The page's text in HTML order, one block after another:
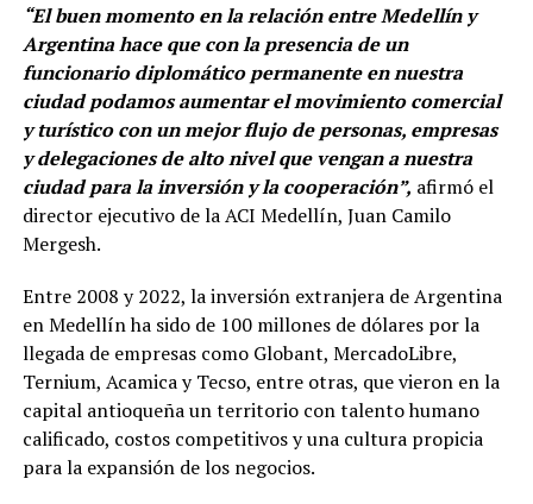
“El buen momento en la relación entre Medellín y
Argentina hace que con la presencia de un
funcionario diplomático permanente en nuestra
ciudad podamos aumentar el movimiento comercial
y turístico con un mejor flujo de personas, empresas
y delegaciones de alto nivel que vengan a nuestra
ciudad para la inversión y la cooperación”, afirmó el
director ejecutivo de la ACI Medellín, Juan Camilo
Mergesh.
Entre 2008 y 2022, la inversión extranjera de Argentina
en Medellín ha sido de 100 millones de dólares por la
llegada de empresas como Globant, MercadoLibre,
Ternium, Acamica y Tecso, entre otras, que vieron en la
capital antioqueña un territorio con talento humano
calificado, costos competitivos y una cultura propicia
para la expansión de los negocios.